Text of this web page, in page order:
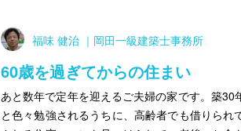
福味 健治 ｜岡田一級建築士事務所
60歳を過ぎてからの住まい
あと数年で定年を迎えるご夫婦の家です。築30
と色々勉強されるうちに、高齢者でも借りられ